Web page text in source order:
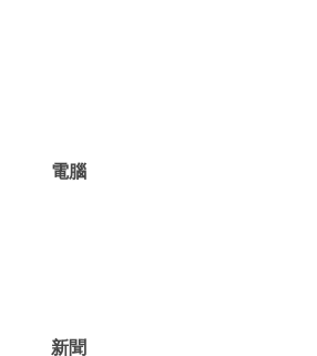
電腦
新聞